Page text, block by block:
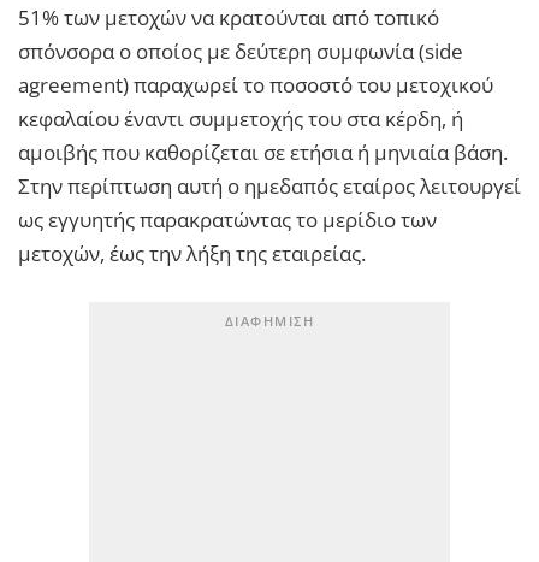
51% των μετοχών να κρατούνται από τοπικό
σπόνσορα ο οποίος με δεύτερη συμφωνία (side
agreement) παραχωρεί το ποσοστό του μετοχικού
κεφαλαίου έναντι συμμετοχής του στα κέρδη, ή
αμοιβής που καθορίζεται σε ετήσια ή μηνιαία βάση.
Στην περίπτωση αυτή ο ημεδαπός εταίρος λειτουργεί
ως εγγυητής παρακρατώντας το μερίδιο των
μετοχών, έως την λήξη της εταιρείας.